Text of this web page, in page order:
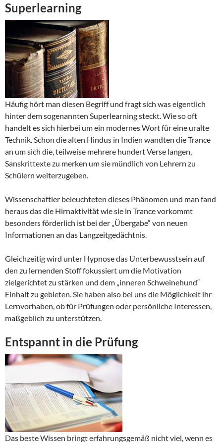
Superlearning
Häufig hört man diesen Begriff und fragt sich was eigentlich
hinter dem sogenannten Superlearning steckt. Wie so oft
handelt es sich hierbei um ein modernes Wort für eine uralte
Technik. Schon die alten Hindus in Indien wandten die Trance
an um sich die, teilweise mehrere hundert Verse langen,
Sanskrittexte zu merken um sie mündlich von Lehrern zu
Schülern weiterzugeben.
Wissenschaftler beleuchteten dieses Phänomen und man fand
heraus das die Hirnaktivität wie sie in Trance vorkommt
besonders förderlich ist bei der „Übergabe“ von neuen
Informationen an das Langzeitgedächtnis.
Gleichzeitig wird unter Hypnose das Unterbewusstsein auf
den zu lernenden Stoff fokussiert um die Motivation
zielgerichtet zu stärken und dem „inneren Schweinehund“
Einhalt zu gebieten. Sie haben also bei uns die Möglichkeit ihr
Lernvorhaben, ob für Prüfungen oder persönliche Interessen,
maßgeblich zu unterstützen.
Entspannt in die Prüfung
Das beste Wissen bringt erfahrungsgemäß nicht viel, wenn es